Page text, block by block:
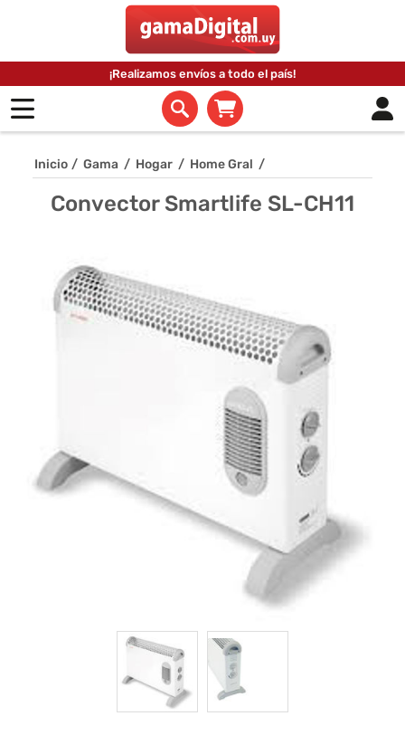
¡Realizamos envíos a todo el país!
Inicio / Gama / Hogar / Home Gral /
Convector Smartlife SL-CH11